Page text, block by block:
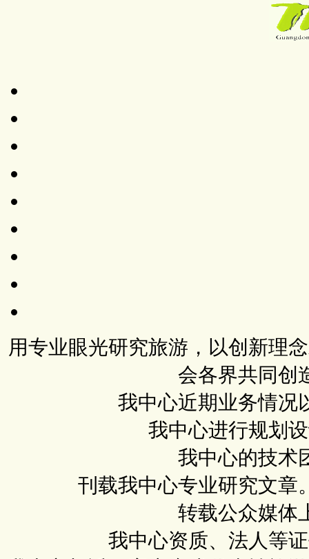
用专业眼光研究旅游，以创新理
会各界共同创
我中心近期业务情况
我中心进行规划
我中心的技术
刊载我中心专业研究文章
转载公众媒体
我中心资质、法人等